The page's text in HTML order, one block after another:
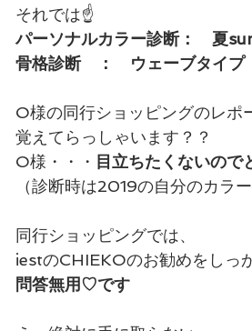
それでは☝
パーソナルカラー診断：　夏
骨格診断　：　ウェーブタイプ
O様の同行ショッピングのレポ
覚えてらっしゃいます？？
O様・・・ 目立ちたくないので
（診断時は2019の自分のカラ
同行ショッピングでは、
iestのCHIEKOのお勧めをしっ
問答無用♡です